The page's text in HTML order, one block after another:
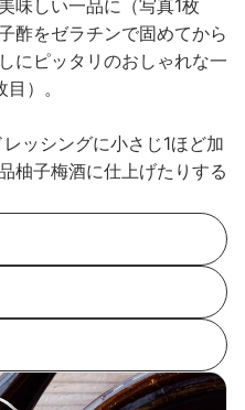
味しい一品に（写真1枚
酢をゼラチンで固めてから
にピッタリのおしゃれな一
）。
ッシングに小さじ1ほど加
柚子梅酒に仕上げたりする